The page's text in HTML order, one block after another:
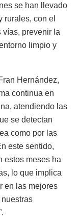
se han llevado
rurales, con el
vías, prevenir la
limpio y
Hernández,
continua en
atendiendo las
se detectan
como por las
este sentido,
estos meses ha
lo que implica
en las mejores